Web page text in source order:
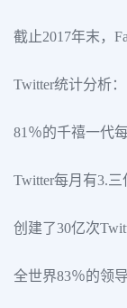
截止2017年末，
Twitter统计分析：
81％的千禧一代
Twitter每月有3.
创建了30亿次
全世界83％的领